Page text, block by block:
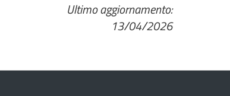
Ultimo aggiornamento:
13/04/2026